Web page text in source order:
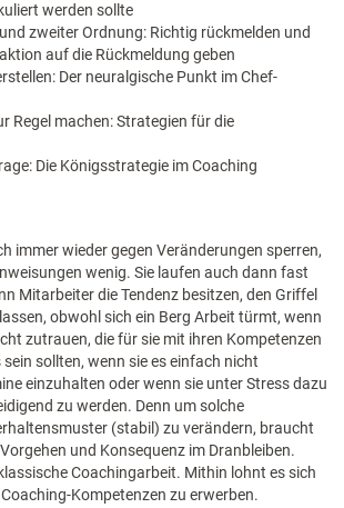
werden sollte
zweiter Ordnung: Richtig rückmelden und
auf die Rückmeldung geben
Der neuralgische Punkt im Chef-
Regel machen: Strategien für die
Die Königsstrategie im Coaching
immer wieder gegen Veränderungen sperren,
wenig. Sie laufen auch dann fast
Mitarbeiter die Tendenz besitzen, den Griffel
obwohl sich ein Berg Arbeit türmt, wenn
zutrauen, die für sie mit ihren Kompetenzen
sollten, wenn sie es einfach nicht
einzuhalten oder wenn sie unter Stress dazu
zu werden. Denn um solche
(stabil) zu verändern, braucht
und Konsequenz im Dranbleiben.
Coachingarbeit. Mithin lohnt es sich
Kompetenzen zu erwerben.